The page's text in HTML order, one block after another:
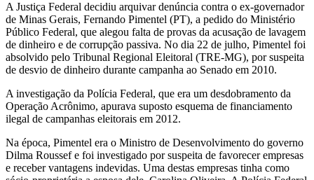
A Justiça Federal decidiu arquivar denúncia contra o ex-governador
de Minas Gerais, Fernando Pimentel (PT), a pedido do Ministério
Público Federal, que alegou falta de provas da acusação de lavagem
de dinheiro e de corrupção passiva. No dia 22 de julho, Pimentel foi
absolvido pelo Tribunal Regional Eleitoral (TRE-MG), por suspeita
de desvio de dinheiro durante campanha ao Senado em 2010.
A investigação da Polícia Federal, que era um desdobramento da
Operação Acrônimo, apurava suposto esquema de financiamento
ilegal de campanhas eleitorais em 2012.
Na época, Pimentel era o Ministro de Desenvolvimento do governo
Dilma Roussef e foi investigado por suspeita de favorecer empresas
e receber vantagens indevidas. Uma destas empresas tinha como